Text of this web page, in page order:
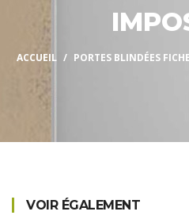
ACCUEIL PORTES BLINDÉES
VOIR ÉGALEMENT